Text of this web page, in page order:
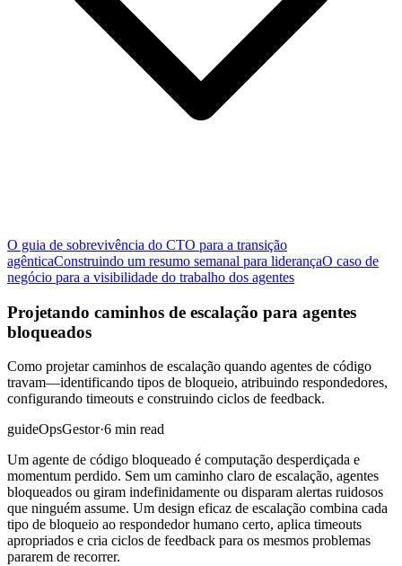
O guia de sobrevivência do CTO para a transição
agênticaConstruindo um resumo semanal para liderançaO caso de
negócio para a visibilidade do trabalho dos agentes
Projetando caminhos de escalação para agentes
bloqueados
Como projetar caminhos de escalação quando agentes de código
travam—identificando tipos de bloqueio, atribuindo respondedores,
configurando timeouts e construindo ciclos de feedback.
guideOpsGestor·6 min read
Um agente de código bloqueado é computação desperdiçada e
momentum perdido. Sem um caminho claro de escalação, agentes
bloqueados ou giram indefinidamente ou disparam alertas ruidosos
que ninguém assume. Um design eficaz de escalação combina cada
tipo de bloqueio ao respondedor humano certo, aplica timeouts
apropriados e cria ciclos de feedback para os mesmos problemas
pararem de recorrer.